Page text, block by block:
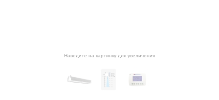
Наведите на картинку для увеличения